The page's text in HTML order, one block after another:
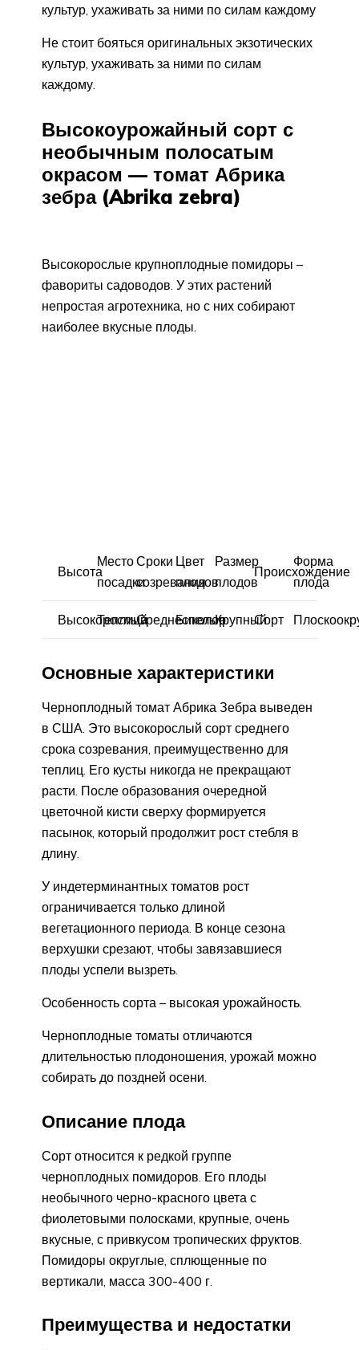
культур, ухаживать за ними по силам каждому
Не стоит бояться оригинальных экзотических
культур, ухаживать за ними по силам
каждому.
Высокоурожайный сорт с
необычным полосатым
окрасом — томат Абрика
зебра (Abrika zebra)
Высокорослые крупноплодные помидоры –
фавориты садоводов. У этих растений
непростая агротехника, но с них собирают
наиболее вкусные плоды.
Высота
Место
посадки
Сроки
созревания
Цвет
плодов
Размер
плодов
Происхождение
Форма
плода
Высокорослый
ТеплицаСреднеспелые
БиколорКрупныйСорт
Основные характеристики
Черноплодный томат Абрика Зебра выведен
в США. Это высокорослый сорт среднего
срока созревания, преимущественно для
теплиц. Его кусты никогда не прекращают
расти. После образования очередной
цветочной кисти сверху формируется
пасынок, который продолжит рост стебля в
длину.
У индетерминантных томатов рост
ограничивается только длиной
вегетационного периода. В конце сезона
верхушки срезают, чтобы завязавшиеся
плоды успели вызреть.
Особенность сорта – высокая урожайность.
Черноплодные томаты отличаются
длительностью плодоношения, урожай можно
собирать до поздней осени.
Описание плода
Сорт относится к редкой группе
черноплодных помидоров. Его плоды
необычного черно-красного цвета с
фиолетовыми полосками, крупные, очень
вкусные, с привкусом тропических фруктов.
Помидоры округлые, сплющенные по
вертикали, масса 300-400 г.
Преимущества и недостатки